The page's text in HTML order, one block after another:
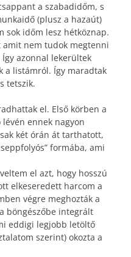
a szabadidőm, s
(plusz a hazaút)
sok időm lesz hétköznap.
amit nem tudok megtenni
azonnal lekerültek
a listámról. Így maradtak
tetszik.
el. Első körben a
ennek nagyon
két órán át tarthatott,
formába, ami
el azt, hogy hosszú
elkeseredett harcom a
végre meghozták a
böngészőbe integrált
eddigi legjobb letöltő
szerint) okozta a